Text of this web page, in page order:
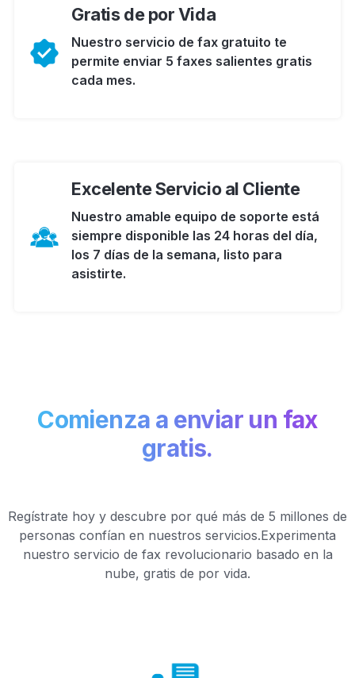
Gratis de por Vida
Nuestro servicio de fax gratuito te
permite enviar 5 faxes salientes gratis
cada mes.
Excelente Servicio al Cliente
Nuestro amable equipo de soporte está
siempre disponible las 24 horas del día,
los 7 días de la semana, listo para
asistirte.
Comienza a enviar un fax
gratis.
Regístrate hoy y descubre por qué más de 5 millones de
personas confían en nuestros servicios.Experimenta
nuestro servicio de fax revolucionario basado en la
nube, gratis de por vida.